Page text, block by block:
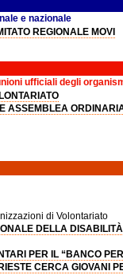
e nazionale
REGIONALE MOVI
ufficiali degli
ASSEMBLEA
di Volontariato
DELLA
PER IL “BANCO
CERCA GIOVANI